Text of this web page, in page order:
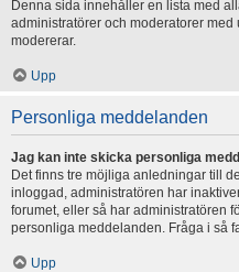
Denna sida innehåller en lista med
administratörer och moderatorer
modererar.
Upp
Personliga meddelanden
Jag kan inte skicka personliga
Det finns tre möjliga anledningar till
inloggad, administratören har
forumet, eller så har administratören
personliga meddelanden. Fråga i så
Upp